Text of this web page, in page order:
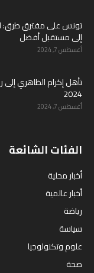
تونس على مفترق طرق:
إلى مستقبل أفضل
أغسطس 7, 2024
تأهل إكرام الظاهري إلى
2024
أغسطس 7, 2024
الفئات الشائعة
أخبار محلية
أخبار عالمية
رياضة
سياسة
علوم وتكنولوجيا
صحة